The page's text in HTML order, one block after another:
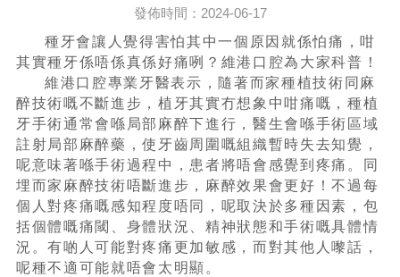
發佈時間：2024-06-17
種牙會讓人覺得害怕其中一個原因就係怕痛，咁
其實種牙係唔係真係好痛咧？維港口腔為大家科普！
維港口腔專業牙醫表示，隨著而家種植技術同麻
醉技術嘅不斷進步，植牙其實冇想象中咁痛嘅，種植
牙手術通常會喺局部麻醉下進行，醫生會喺手術區域
註射局部麻醉藥，使牙齒周圍嘅組織暫時失去知覺，
呢意味著喺手術過程中，患者將唔會感覺到疼痛。同
埋而家麻醉技術唔斷進步，麻醉效果會更好！不過每
個人對疼痛嘅感知程度唔同，呢取決於多種因素，包
括個體嘅痛閾、身體狀況、精神狀態和手術嘅具體情
況。有啲人可能對疼痛更加敏感，而對其他人嚟話，
呢種不適可能就唔會太明顯。